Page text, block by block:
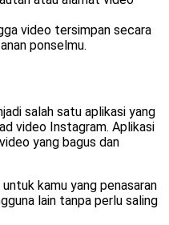
video tersimpan secara
ponselmu.
salah satu aplikasi yang
video Instagram. Aplikasi
yang bagus dan
kamu yang penasaran
lain tanpa perlu saling